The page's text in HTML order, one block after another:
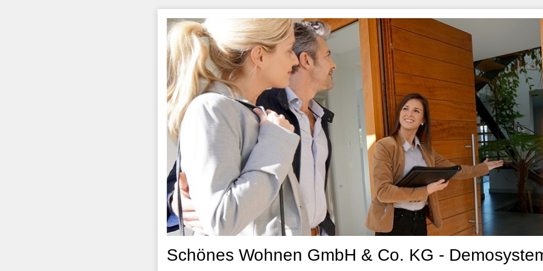
Schönes Wohnen GmbH & Co. KG -